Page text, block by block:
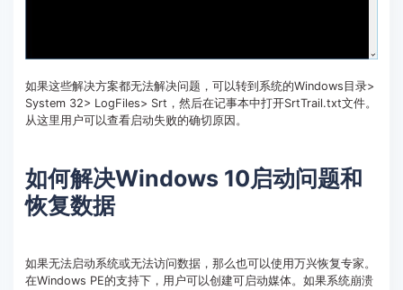
如果这些解决方案都无法解决问题，可以转到系统的Windows目录>
System 32> LogFiles> Srt，然后在记事本中打开SrtTrail.txt文件。
从这里用户可以查看启动失败的确切原因。
如何解决Windows 10启动问题和
恢复数据
如果无法启动系统或无法访问数据，那么也可以使用万兴恢复专家。
在Windows PE的支持下，用户可以创建可启动媒体。如果系统崩溃